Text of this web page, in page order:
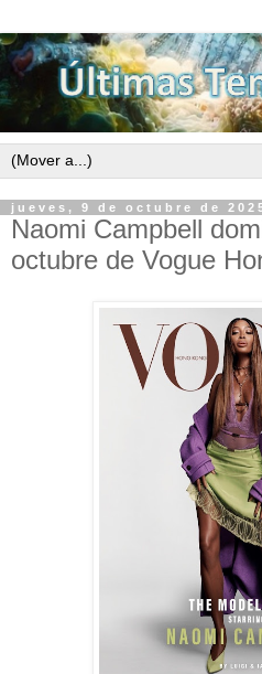
jueves, 9 de octubre de
Naomi Campbell
octubre de Vogue